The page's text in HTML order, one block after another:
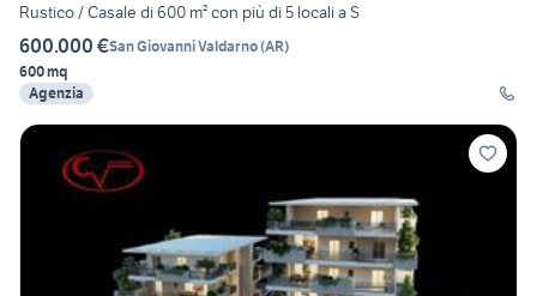
Rustico / Casale di 600 m² con più di 5 locali a S
600.000 €San Giovanni Valdarno(AR)
600 mq
Agenzia